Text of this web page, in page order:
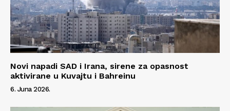
Novi napadi SAD i Irana, sirene za opasnost
aktivirane u Kuvajtu i Bahreinu
6. Juna 2026.